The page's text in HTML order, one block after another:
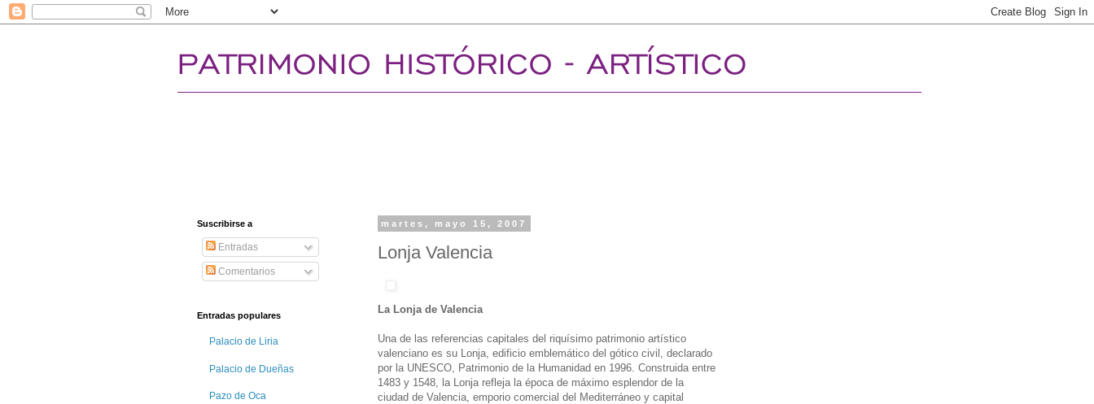
martes, mayo 15, 2007
Lonja Valencia
La Lonja de Valencia
Una de las referencias capitales del riquísimo patrimonio artístico
valenciano es su Lonja, edificio emblemático del gótico civil, declarado
por la UNESCO, Patrimonio de la Humanidad en 1996. Construida entre
1483 y 1548, la Lonja refleja la época de máximo esplendor de la
ciudad de Valencia, emporio comercial del Mediterráneo y capital
Suscribirse a
Entradas
Comentarios
Entradas populares
Palacio de Liria
Palacio de Dueñas
Pazo de Oca